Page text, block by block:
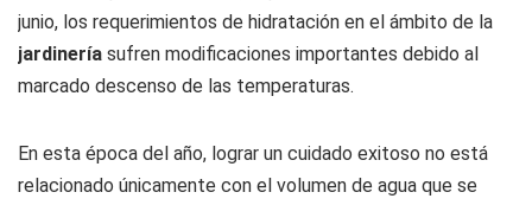
junio, los requerimientos de hidratación en el ámbito de la
jardinería sufren modificaciones importantes debido al
marcado descenso de las temperaturas.
En esta época del año, lograr un cuidado exitoso no está
relacionado únicamente con el volumen de agua que se